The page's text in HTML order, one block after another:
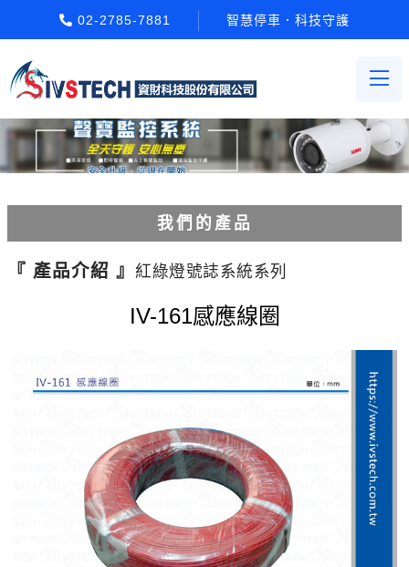
02-2785-7881 智慧停車．科技守護
我們的產品
電動柵欄機系列
Etag長距離讀卡機系列
人員通關管制機系列
停車場周邊系列
車輪檔防撞條系列
『 產品介紹 』 紅綠燈號誌系統系列
IV-161感應線圈